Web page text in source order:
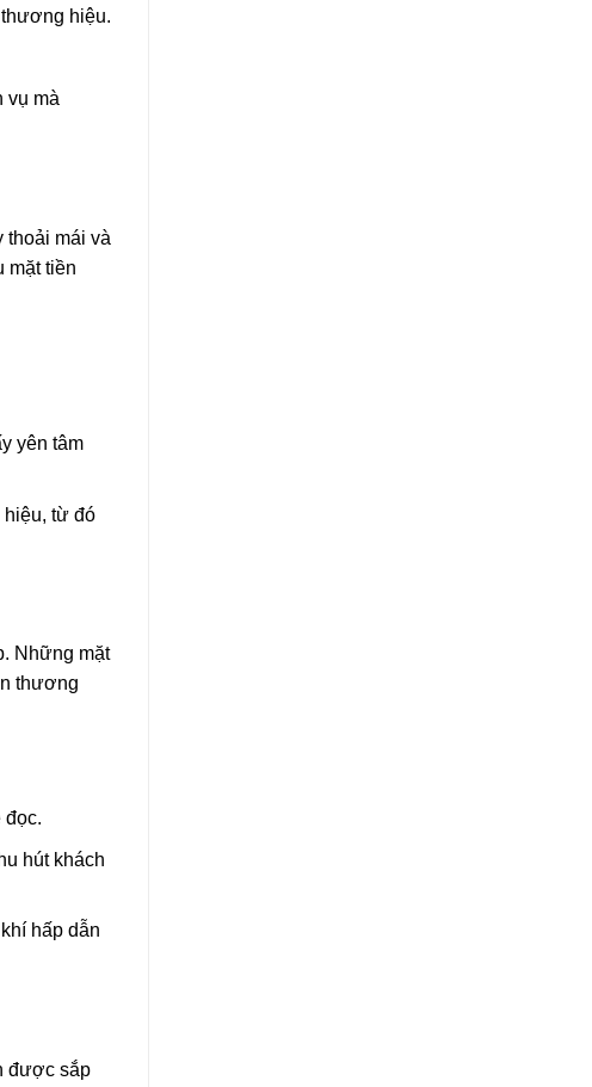
hiệu.
vụ mà
thoải mái và
mặt tiền
yên tâm
hiệu, từ đó
Những mặt
thương
đọc.
hút khách
hấp dẫn
được sắp